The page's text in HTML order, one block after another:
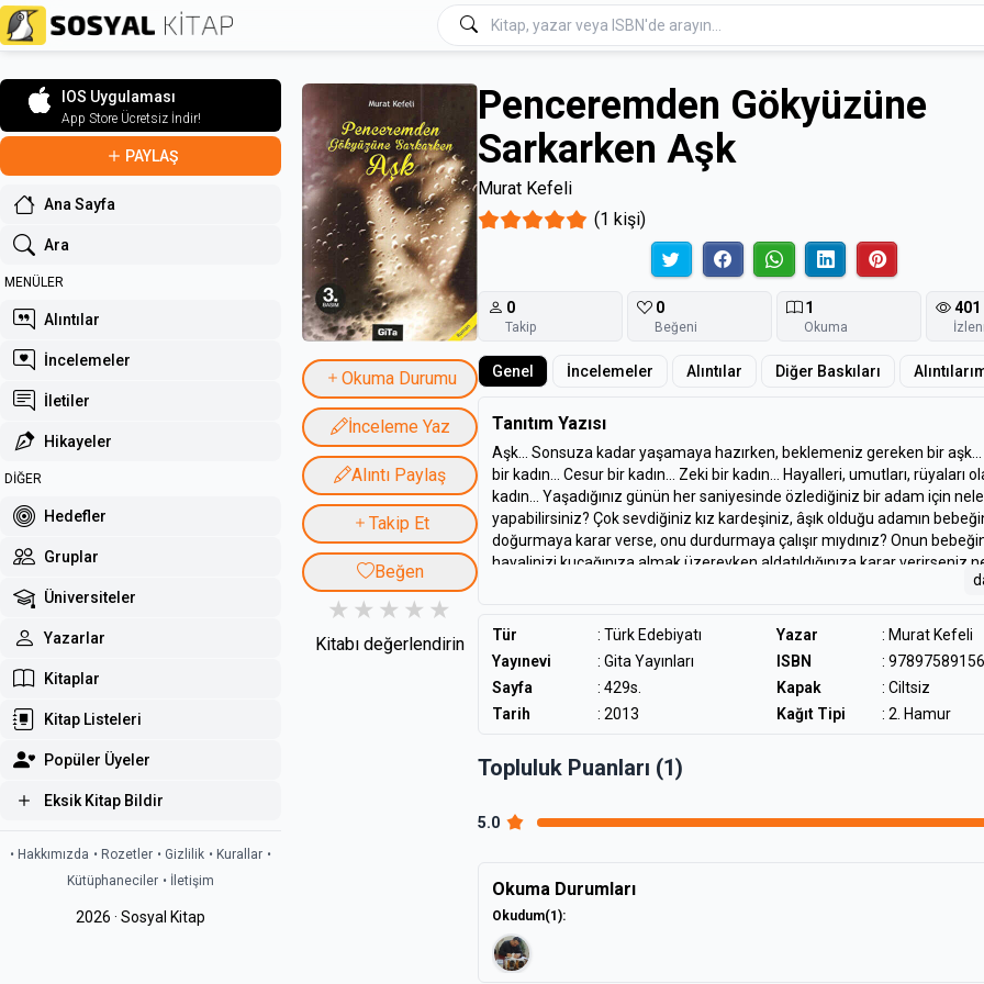
IOS Uygulaması
App Store Ücretsiz İndir!
PAYLAŞ
Ana Sayfa
Ara
MENÜLER
Alıntılar
İncelemeler
İletiler
Hikayeler
DİĞER
Hedefler
Gruplar
Üniversiteler
Yazarlar
Kitaplar
Kitap Listeleri
Popüler Üyeler
Eksik Kitap Bildir
• Hakkımızda • Rozetler • Gizlilik • Kurallar •
Kütüphaneciler • İletişim
2026 · Sosyal Kitap
Okuma Durumu
İnceleme Yaz
Alıntı Paylaş
Takip Et
Beğen
Kitabı değerlendirin
Penceremden Gökyüzüne
Sarkarken Aşk
Murat Kefeli
(1 kişi)
0
Takip
0
Beğeni
1
Okuma
401
Genel İncelemeler Alıntılar Diğer Baskıları
Tanıtım Yazısı
Aşk... Sonsuza kadar yaşamaya hazırken, beklemeniz gereken bir
bir kadın... Cesur bir kadın... Zeki bir kadın... Hayalleri, umutları, rüyaları
kadın... Yaşadığınız günün her saniyesinde özlediğiniz bir adam için
yapabilirsiniz? Çok sevdiğiniz kız kardeşiniz, âşık olduğu adamın
doğurmaya karar verse, onu durdurmaya çalışır mıydınız? Onun
hayalinizi kucağınıza almak üzereyken aldatıldığınıza karar verirseniz
yapardınız? Peki ya günler sonra uzun süren uykunuzdan uyansanız...
çalışırken yeniden âşık olur musunuz? Aşk... Bulutlar içinde onu
Gülümsüyorsunuz... Bazen gözlerinizin dolmasına engel
Hikâyedeki esas kızın cesaretine, aşkına hayran kalıyorsunuz. Aşka olan
artıyor." -Ayşe Arman / Hürriyet "Kendinize yakın bir kahramanı
oluyor. Bir kadının, bir annenin duygularını paylaşacaksınız." -Balçiçek
Habertürk "Sürükleyici bir kurgu. Bir sonraki sayfada ne olacağını biliyor
Dalgakıran / Sabah
Tür : Türk Edebiyatı Yazar : Murat Kefeli
Yayınevi
: Gita Yayınları ISBN
:
Sayfa
: 429s. Kapak
: Ciltsiz
Tarih
: 2013 Kağıt Tipi : 2. Hamur
Topluluk Puanları (1)
5.0
Okuma Durumları
Okudum(1):